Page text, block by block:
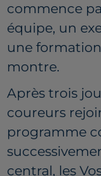
commence
équipe, un
une
montre.
Après trois
coureurs
programme
central, les